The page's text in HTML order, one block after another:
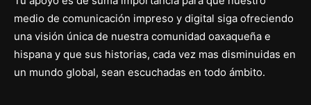
medio de comunicación impreso y digital siga ofreciendo
una visión única de nuestra comunidad oaxaqueña e
hispana y que sus historias, cada vez mas disminuidas en
un mundo global, sean escuchadas en todo ámbito.